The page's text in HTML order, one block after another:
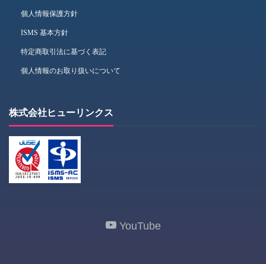
個人情報保護方針
ISMS 基本方針
特定商取引法に基づく表記
個人情報のお取り扱いについて
株式会社ヒューリンクス
YouTube